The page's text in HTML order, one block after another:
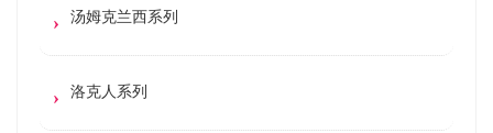
汤姆克兰西系列
洛克人系列